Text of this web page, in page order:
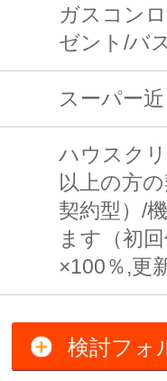
ガスコン
ゼント/バ
スーパー
ハウスク
以上の方
契約型）/
ます（初
×100％,更
検討フォ